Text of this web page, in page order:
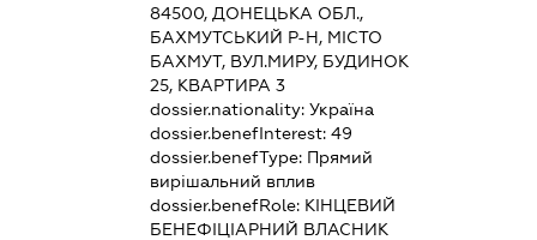
84500, ДОНЕЦЬКА ОБЛ.,
БАХМУТСЬКИЙ Р-Н, МІСТО
БАХМУТ, ВУЛ.МИРУ, БУДИНОК
25, КВАРТИРА 3
dossier.nationality: Україна
dossier.benefInterest: 49
dossier.benefType: Прямий
вирішальний вплив
dossier.benefRole: КІНЦЕВИЙ
БЕНЕФІЦІАРНИЙ ВЛАСНИК